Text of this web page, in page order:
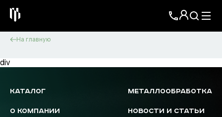
На главную
div
КАТАЛОГ
О КОМПАНИИ
МЕТАЛЛООБРАБОТКА
НОВОСТИ И СТАТЬИ